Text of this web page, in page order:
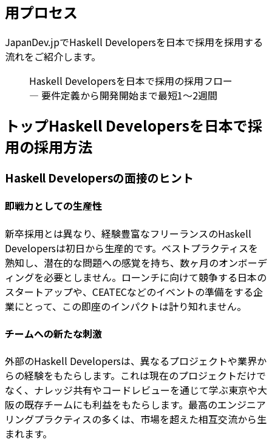
用プロセス
JapanDev.jpでHaskell Developersを日本で採用を採用する
流れをご紹介します。
Haskell Developersを日本で採用の採用フロー
— 要件定義から開発開始まで最短1〜2週間
トップHaskell Developersを日本で採
用の採用方法
Haskell Developersの面接のヒント
即戦力としての生産性
新卒採用とは異なり、経験豊富なフリーランスのHaskell
Developersは初日から生産的です。ベストプラクティスを
熟知し、潜在的な問題への感覚を持ち、数ヶ月のオンボーデ
ィングを必要としません。ローンチに向けて競争する日本の
スタートアップや、CEATECなどのイベントの準備をする企
業にとって、この即座のインパクトは計り知れません。
チームへの新たな刺激
外部のHaskell Developersは、異なるプロジェクトや業界か
らの経験をもたらします。これは現在のプロジェクトだけで
なく、ナレッジ共有やコードレビューを通じて学ぶ東京や大
阪の既存チームにも利益をもたらします。最高のエンジニア
リングプラクティスの多くは、市場を超えた相互交流から生
まれます。